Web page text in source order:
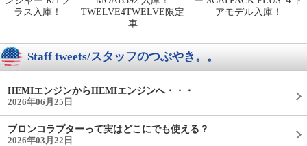
ラス入庫！
TWELVE4TWELVE限定
車
アモデル入庫！
Staff tweets/スタッフのつぶやき。。
HEMIエンジンからHEMIエンジンへ・・・
2026年06月25日
ブロンコラプターって実はどこにでも使える？
2026年03月22日